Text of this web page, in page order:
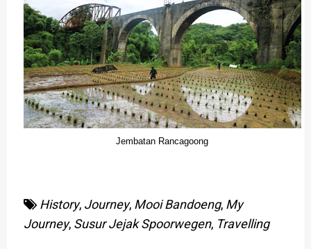
Jembatan Rancagoong
History, Journey, Mooi Bandoeng, My
Journey, Susur Jejak Spoorwegen, Travelling